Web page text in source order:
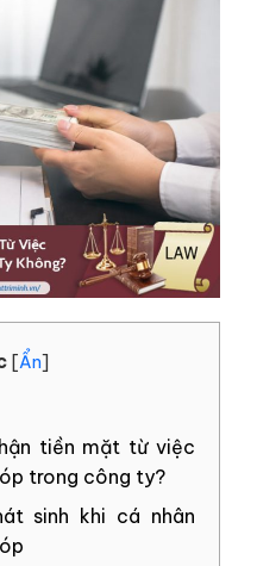
[Ẩn]
tiền mặt từ việc
trong công ty?
sinh khi cá nhân